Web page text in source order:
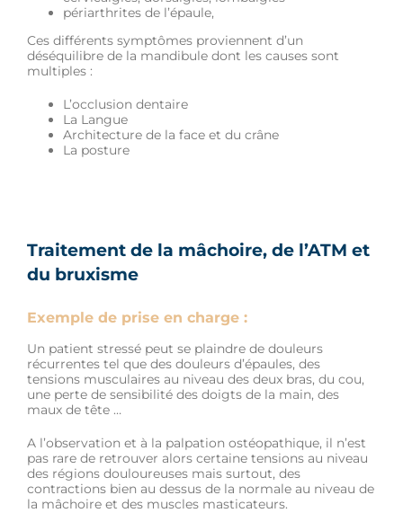
périarthrites de l’épaule,
Ces différents symptômes proviennent d’un
déséquilibre de la mandibule dont les causes sont
multiples :
L’occlusion dentaire
La Langue
Architecture de la face et du crâne
La posture
Traitement de la mâchoire, de l’ATM et
du bruxisme
Exemple de prise en charge :
Un patient stressé peut se plaindre de douleurs
récurrentes tel que des douleurs d’épaules, des
tensions musculaires au niveau des deux bras, du cou,
une perte de sensibilité des doigts de la main, des
maux de tête …
A l’observation et à la palpation ostéopathique, il n’est
pas rare de retrouver alors certaine tensions au niveau
des régions douloureuses mais surtout, des
contractions bien au dessus de la normale au niveau de
la mâchoire et des muscles masticateurs.